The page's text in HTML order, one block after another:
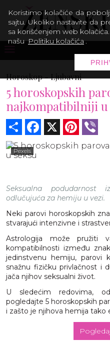
Horoskop -Ljubavni
5 horoskopskih
najkompatibilniji u
Share Facebook
Pexels
Seksualna podudarnost
odlučujuća za hemiju u vezi.
Neki parovi horoskopskih
stvarajući intenzivne i
Astrologija može pružiti
kompatibilnosti između
jedinstvenu hemiju, parovi
snažnu fizičku privlačnost i
jača njihov seksualni život.
U sledećim redovima,
pogledajte 5 horoskopskih
i zašto je njihova hemija tako
Koristimo kolačiće da
sajtu. Ukoliko nastavite da
sa korišćenjem web
našu Politiku kolačića .